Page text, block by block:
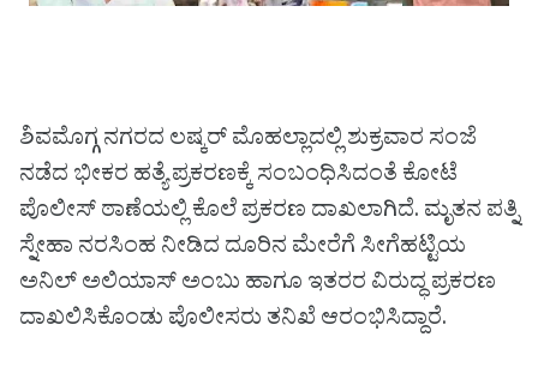
ಶಿವಮೊಗ್ಗ ನಗರದ ಲಷ್ಕರ್ ಮೊಹಲ್ಲಾದಲ್ಲಿ ಶುಕ್ರವಾರ ಸಂಜೆ
ನಡೆದ ಭೀಕರ ಹತ್ಯೆ ಪ್ರಕರಣಕ್ಕೆ ಸಂಬಂಧಿಸಿದಂತೆ ಕೋಟೆ
ಪೊಲೀಸ್ ಠಾಣೆಯಲ್ಲಿ ಕೊಲೆ ಪ್ರಕರಣ ದಾಖಲಾಗಿದೆ. ಮೃತನ ಪತ್ನಿ
ಸ್ನೇಹಾ ನರಸಿಂಹ ನೀಡಿದ ದೂರಿನ ಮೇರೆಗೆ ಸೀಗೆಹಟ್ಟಿಯ
ಅನಿಲ್ ಅಲಿಯಾಸ್ ಅಂಬು ಹಾಗೂ ಇತರರ ವಿರುದ್ಧ ಪ್ರಕರಣ
ದಾಖಲಿಸಿಕೊಂಡು ಪೊಲೀಸರು ತನಿಖೆ ಆರಂಭಿಸಿದ್ದಾರೆ.